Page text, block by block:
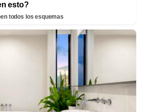
esto?
todos los esquemas